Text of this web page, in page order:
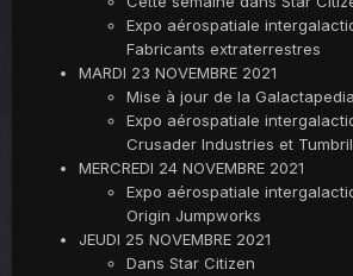
Expo aérospatiale
Fabricants extraterrestres
MARDI 23 NOVEMBRE 2021
Mise à jour de la Galactapedia
Expo aérospatiale
Crusader Industries et
MERCREDI 24 NOVEMBRE 2021
Expo aérospatiale
Origin Jumpworks
JEUDI 25 NOVEMBRE 2021
Dans Star Citizen